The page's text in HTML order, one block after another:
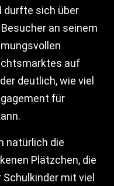
durfte sich über
an seinem
auf
deutlich, wie viel
für
natürlich die
Plätzchen, die
mit viel